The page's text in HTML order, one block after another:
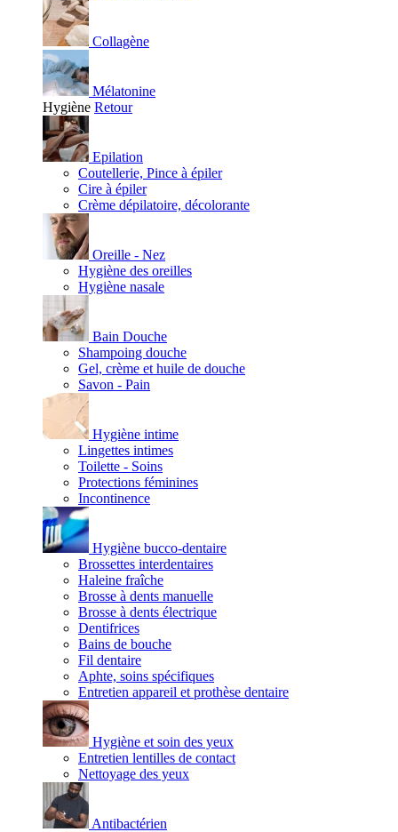
Collagène
Mélatonine
Hygiène Retour
Epilation
Coutellerie, Pince à épiler
Cire à épiler
Crème dépilatoire, décolorante
Oreille - Nez
Hygiène des oreilles
Hygiène nasale
Bain Douche
Shampoing douche
Gel, crème et huile de douche
Savon - Pain
Hygiène intime
Lingettes intimes
Toilette - Soins
Protections féminines
Incontinence
Hygiène bucco-dentaire
Brossettes interdentaires
Haleine fraîche
Brosse à dents manuelle
Brosse à dents électrique
Dentifrices
Bains de bouche
Fil dentaire
Aphte, soins spécifiques
Entretien appareil et prothèse dentaire
Hygiène et soin des yeux
Entretien lentilles de contact
Nettoyage des yeux
Antibactérien